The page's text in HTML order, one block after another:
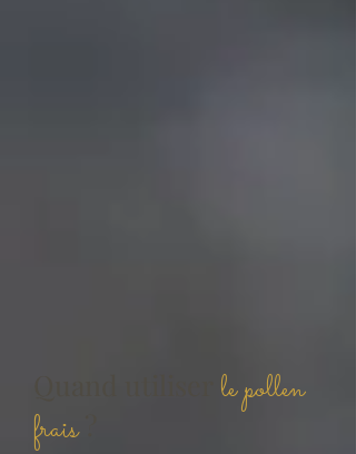
le pollen
frais